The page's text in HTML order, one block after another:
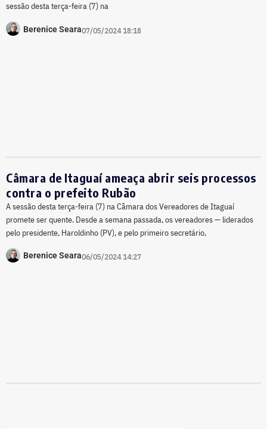
sessão desta terça-feira (7) na
Berenice Seara07/05/2024 18:18
Câmara de Itaguaí ameaça abrir seis processos
contra o prefeito Rubão
A sessão desta terça-feira (7) na Câmara dos Vereadores de Itaguaí
promete ser quente. Desde a semana passada, os vereadores — liderados
pelo presidente, Haroldinho (PV), e pelo primeiro secretário,
Berenice Seara06/05/2024 14:27